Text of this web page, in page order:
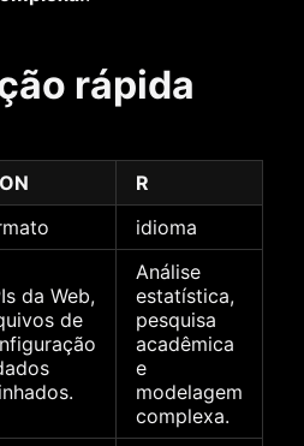
rápida
R
idioma
da Web,
de
Análise
estatística,
pesquisa
acadêmica
e
modelagem
complexa.